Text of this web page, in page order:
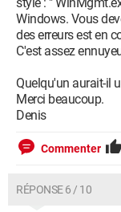
Windows. Vous
des erreurs est en
C'est assez
Quelqu'un aurait-il
Merci beaucoup.
Denis
Commenter
RÉPONSE 6 / 10